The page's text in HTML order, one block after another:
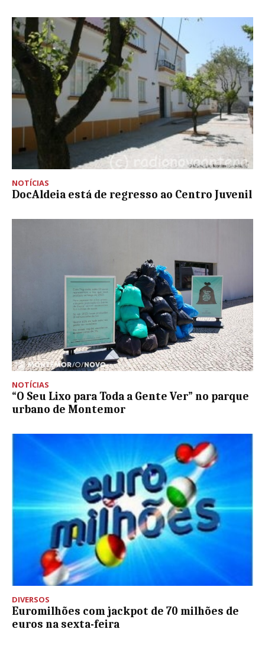
NOTÍCIAS
DocAldeia está de regresso ao Centro Juvenil
NOTÍCIAS
“O Seu Lixo para Toda a Gente Ver” no parque
urbano de Montemor
DIVERSOS
Euromilhões com jackpot de 70 milhões de
euros na sexta-feira